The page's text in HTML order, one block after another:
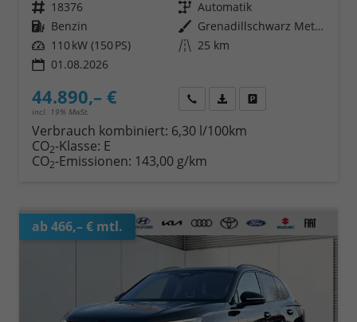
Fahrzeugnr. 18376 Getriebe Automatik
Kraftstoff Benzin Außenfarbe
Grenadillschwarz Metallic
Leistung 110 kW (150 PS) Kilometerstand 25 km
01.08.2026
44.890,– €
incl. 19% MwSt.
Wir rufen Sie anFahrzeugexposé (PDF)
Verbrauch kombiniert: 6,30 l/100km
CO2-Klasse: E
CO2-Emissionen: 143,00 g/km
ab 466,– € mtl.